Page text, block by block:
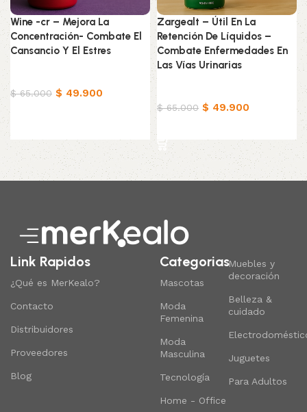
Wine -cr – Mejora La
Concentración- Combate El
Cansancio Y El Estres
$65.000 $ 49.900
Zargealt – Útil En La
Retención De Líquidos –
Combate Enfermedades En
Las Vías Urinarias
$65.000 $ 49.900
Link Rapidos
¿Qué es MerKealo?
Contacto
Distribuidores
Proveedores
Blog
Categorias
Mascotas
Moda
Femenina
Moda
Masculina
Tecnología
Home - Office
Muebles y
decoración
Belleza &
cuidado
Juguetes
Para Adultos